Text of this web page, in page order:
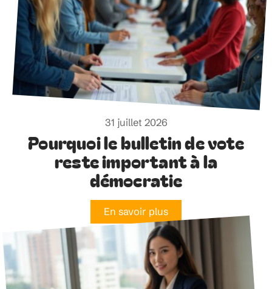
31 juillet 2026
Pourquoi le bulletin de vote
reste important à la
démocratie
En savoir plus